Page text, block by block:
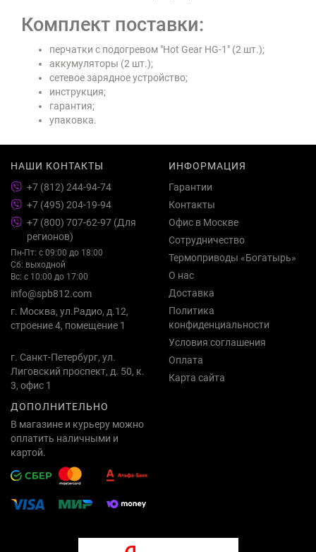
Комплект поставки:
перчатки с подогревом "Hot Gear HG-1" (2 шт.);
аккумуляторы (2 шт.);
сетевое зарядное устройство;
инструкция;
гарантия;
упаковка.
НАШИ КОНТАКТЫ
+7 (812) 244-94-74
+7 (495) 204-19-94
+7 (800) 707-62-97 (Для
регионов)
Пн-Пт: с 09:00 до 18:00
Сб: выходной
Вс: с 10:00 до 17:00
info@spb812.com
г. Москва, ул.Радио, д.12,
строение 4, помещение 1
г. Санкт-Петербург, ул.
Лиговский проспект, д. 50, к.
3, офис 1
ИНФОРМАЦИЯ
Гарантии
Контакты
Офис в Москве
Сотрудничество
Термоприводы «Богатырь»
О нас
Доставка
Политика
конфиденциальности
Условия соглашения
Оплата
Карта сайта
ДОПОЛНИТЕЛЬНО
В магазине и курьеру можно
оплатить наличными и
картой.